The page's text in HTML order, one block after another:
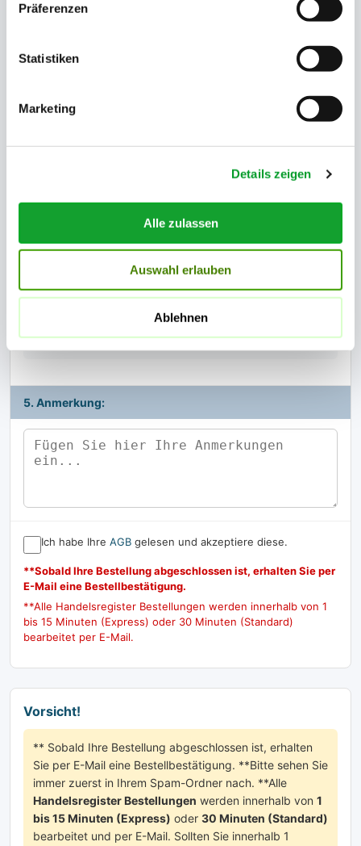
Präferenzen
Statistiken
Marketing
Details zeigen
Alle zulassen
Auswahl erlauben
Ablehnen
per Einschreiben – Ausland +15.50 €
€*
4. Zahlungsmethode:
Per Rechnung
Kreditkarte (Visa, Mastercard, Amex)
5. Anmerkung:
Ich habe Ihre AGB gelesen und akzeptiere diese.
**Sobald Ihre Bestellung abgeschlossen ist, erhalten Sie per
E-Mail eine Bestellbestätigung.
**Alle Handelsregister Bestellungen werden innerhalb von 1
bis 15 Minuten (Express) oder 30 Minuten (Standard)
bearbeitet per E-Mail.
Vorsicht!
** Sobald Ihre Bestellung abgeschlossen ist, erhalten
Sie per E-Mail eine Bestellbestätigung. **Bitte sehen Sie
immer zuerst in Ihrem Spam-Ordner nach. **Alle
Handelsregister Bestellungen werden innerhalb von 1
bis 15 Minuten (Express) oder 30 Minuten (Standard)
bearbeitet und per E-Mail. Sollten Sie innerhalb 1